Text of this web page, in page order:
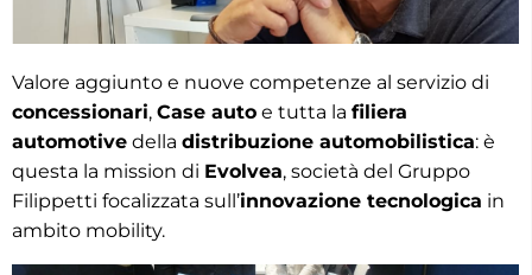
Valore aggiunto e nuove competenze al servizio di
concessionari, Case auto e tutta la filiera
automotive della distribuzione automobilistica: è
questa la mission di Evolvea, società del Gruppo
Filippetti focalizzata sull’innovazione tecnologica in
ambito mobility.